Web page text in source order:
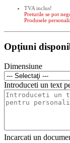
TVA inclus!
Preturile se pot
Produsele
Opţiuni
Dimensiune
Introduceti un text
Incarcati un